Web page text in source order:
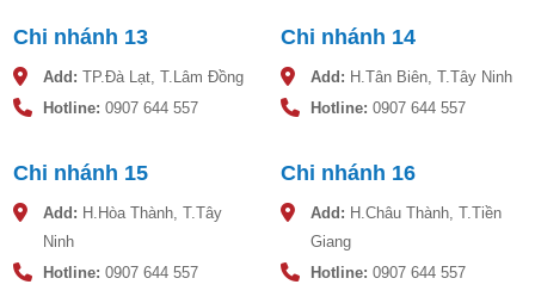
Chi nhánh 13
Add: TP.Đà Lạt, T.Lâm Đồng
Hotline: 0907 644 557
Chi nhánh 14
Add: H.Tân Biên, T.Tây Ninh
Hotline: 0907 644 557
Chi nhánh 15
Add: H.Hòa Thành, T.Tây
Ninh
Hotline: 0907 644 557
Chi nhánh 16
Add: H.Châu Thành, T.Tiền
Giang
Hotline: 0907 644 557